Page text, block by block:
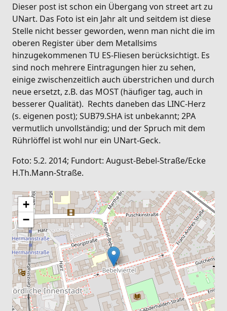
Dieser post ist schon ein Übergang von street art zu
UNart. Das Foto ist ein Jahr alt und seitdem ist diese
Stelle nicht besser geworden, wenn man nicht die im
oberen Register über dem Metallsims
hinzugekommenen TU ES-Fliesen berücksichtigt. Es
sind noch mehrere Eintragungen hier zu sehen,
einige zwischenzeitlich auch überstrichen und durch
neue ersetzt, z.B. das MOST (häufiger tag, auch in
besserer Qualität). Rechts daneben das LINC-Herz
(s. eigenen post); SUB79.SHA ist unbekannt; 2PA
vermutlich unvollständig; und der Spruch mit dem
Rührlöffel ist wohl nur ein UNart-Geck.
Foto: 5.2. 2014; Fundort: August-Bebel-Straße/Ecke
H.Th.Mann-Straße.
+
−